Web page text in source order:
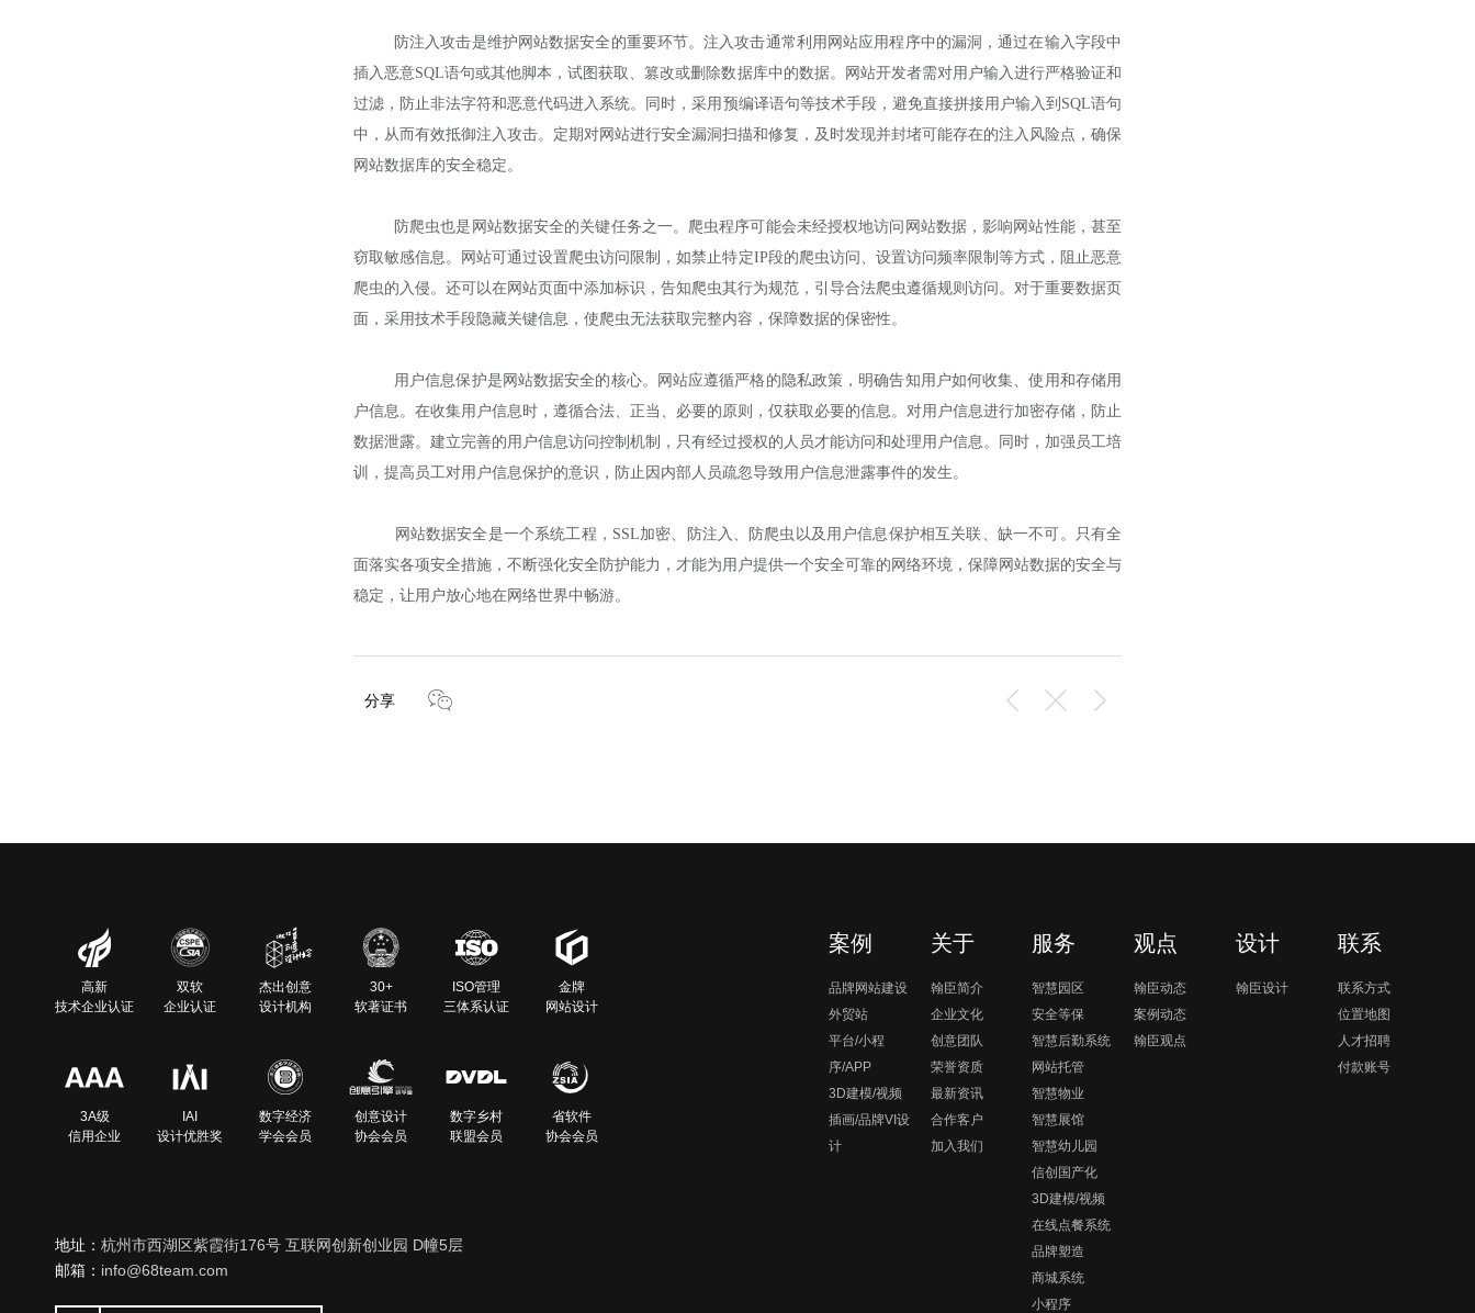
防注入攻击是维护网站数据安全的重要环节。注入攻击通常利用网站应用程序中的漏洞，通过在输入字段中
插入恶意SQL语句或其他脚本，试图获取、篡改或删除数据库中的数据。网站开发者需对用户输入进行严格验证和
过滤，防止非法字符和恶意代码进入系统。同时，采用预编译语句等技术手段，避免直接拼接用户输入到SQL语句
中，从而有效抵御注入攻击。定期对网站进行安全漏洞扫描和修复，及时发现并封堵可能存在的注入风险点，确保
网站数据库的安全稳定。
防爬虫也是网站数据安全的关键任务之一。爬虫程序可能会未经授权地访问网站数据，影响网站性能，甚至
窃取敏感信息。网站可通过设置爬虫访问限制，如禁止特定IP段的爬虫访问、设置访问频率限制等方式，阻止恶意
爬虫的入侵。还可以在网站页面中添加标识，告知爬虫其行为规范，引导合法爬虫遵循规则访问。对于重要数据页
面，采用技术手段隐藏关键信息，使爬虫无法获取完整内容，保障数据的保密性。
用户信息保护是网站数据安全的核心。网站应遵循严格的隐私政策，明确告知用户如何收集、使用和存储用
户信息。在收集用户信息时，遵循合法、正当、必要的原则，仅获取必要的信息。对用户信息进行加密存储，防止
数据泄露。建立完善的用户信息访问控制机制，只有经过授权的人员才能访问和处理用户信息。同时，加强员工培
训，提高员工对用户信息保护的意识，防止因内部人员疏忽导致用户信息泄露事件的发生。
网站数据安全是一个系统工程，SSL加密、防注入、防爬虫以及用户信息保护相互关联、缺一不可。只有全
面落实各项安全措施，不断强化安全防护能力，才能为用户提供一个安全可靠的网络环境，保障网站数据的安全与
稳定，让用户放心地在网络世界中畅游。
分享
高新
技术企业认证
双软
企业认证
杰出创意
设计机构
30+
软著证书
ISO管理
三体系认证
金牌
网站设计
3A级
信用企业
IAI
设计优胜奖
数字经济
学会会员
创意设计
协会会员
数字乡村
联盟会员
省软件
协会会员
地址： 杭州市西湖区紫霞街176号 互联网创新创业园 D幢5层
邮箱： info@68team.com
案例
品牌网站建设
外贸站
平台/小程
序/APP
3D建模/视频
插画/品牌VI设
计
关于
翰臣简介
企业文化
创意团队
荣誉资质
最新资讯
合作客户
加入我们
服务
智慧园区
安全等保
智慧后勤系统
网站托管
智慧物业
智慧展馆
智慧幼儿园
信创国产化
3D建模/视频
在线点餐系统
品牌塑造
商城系统
小程序
观点
翰臣动态
案例动态
翰臣观点
设计
翰臣设计
联系
联系方式
位置地图
人才招聘
付款账号